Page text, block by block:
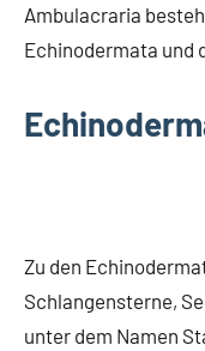
Ambulacraria
Echinodermata und
Zu den
Schlangensterne,
unter dem Namen